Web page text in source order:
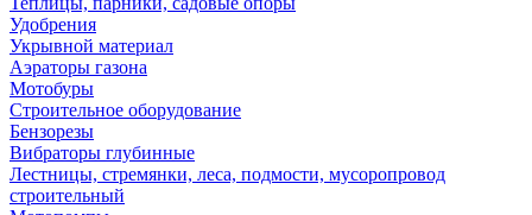
Удобрения
Укрывной материал
Аэраторы газона
Мотобуры
Строительное оборудование
Бензорезы
Вибраторы глубинные
Лестницы, стремянки, леса, подмости, мусоропровод
строительный